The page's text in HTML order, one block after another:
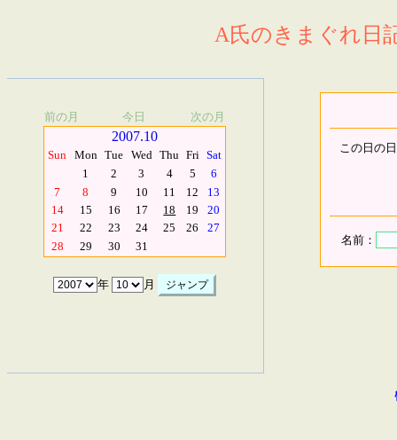
A氏のきまぐれ日
前の月 今日 次の月
2007.10
Sun Mon Tue Wed Thu Fri Sat
1
2 3 4 5
6
7
8 9 10 11 12
13
14
15 16 17 18 19
20
21
22 23 24 25 26
27
28
29 30 31
年 月
この日の
名前：